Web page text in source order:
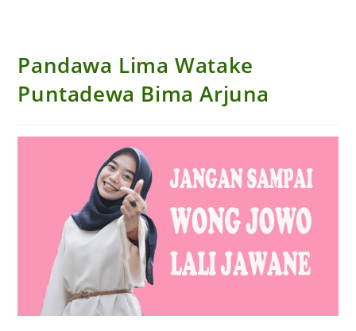
Pandawa Lima Watake
Puntadewa Bima Arjuna